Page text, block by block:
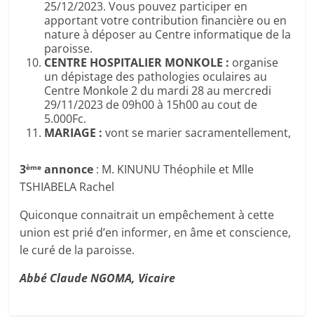
25/12/2023. Vous pouvez participer en
apportant votre contribution financière ou en
nature à déposer au Centre informatique de la
paroisse.
CENTRE HOSPITALIER MONKOLE : organise
un dépistage des pathologies oculaires au
Centre Monkole 2 du mardi 28 au mercredi
29/11/2023 de 09h00 à 15h00 au cout de
5.000Fc.
MARIAGE : vont se marier sacramentellement,
3ème annonce : M. KINUNU Théophile et Mlle
TSHIABELA Rachel
Quiconque connaitrait un empêchement à cette
union est prié d’en informer, en âme et conscience,
le curé de la paroisse.
Abbé Claude NGOMA, Vicaire